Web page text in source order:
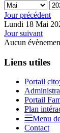
Jour précédent
Lundi 18 Mai
Jour suivant
Aucun
Liens utiles
Portail
Portail
Plan
Menu
Contact